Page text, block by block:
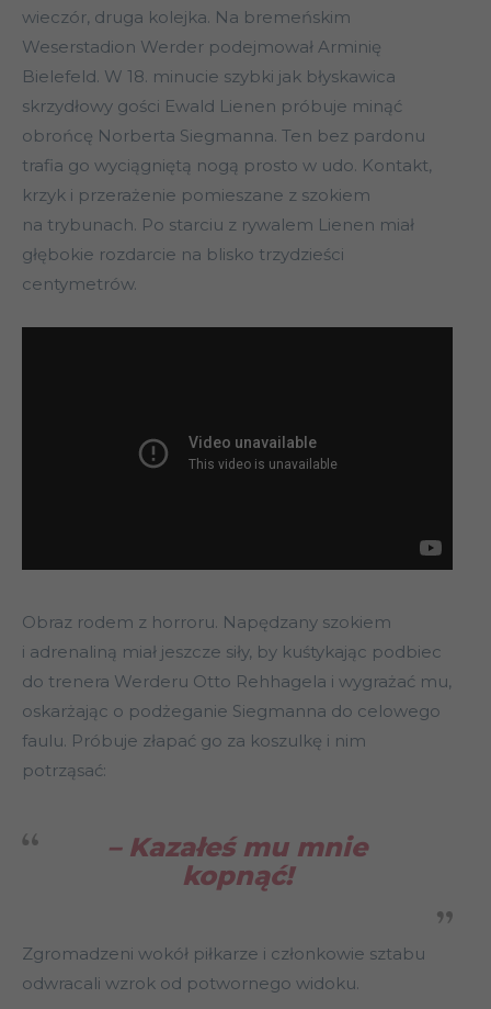
wieczór, druga kolejka. Na bremeńskim
Weserstadion Werder podejmował Arminię
Bielefeld. W 18. minucie szybki jak błyskawica
skrzydłowy gości Ewald Lienen próbuje minąć
obrońcę Norberta Siegmanna. Ten bez pardonu
trafia go wyciągniętą nogą prosto w udo. Kontakt,
krzyk i przerażenie pomieszane z szokiem
na trybunach. Po starciu z rywalem Lienen miał
głębokie rozdarcie na blisko trzydzieści
centymetrów.
Obraz rodem z horroru. Napędzany szokiem
i adrenaliną miał jeszcze siły, by kuśtykając podbiec
do trenera Werderu Otto Rehhagela i wygrażać mu,
oskarżając o podżeganie Siegmanna do celowego
faulu. Próbuje złapać go za koszulkę i nim
potrząsać:
– Kazałeś mu mnie
kopnąć!
Zgromadzeni wokół piłkarze i członkowie sztabu
odwracali wzrok od potwornego widoku.